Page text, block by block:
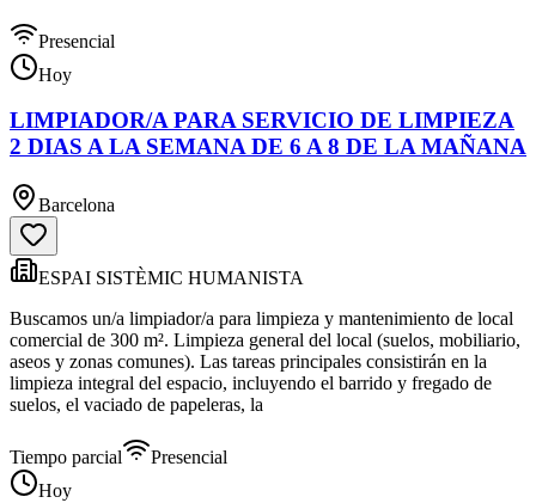
Presencial
Hoy
LIMPIADOR/A PARA SERVICIO DE LIMPIEZA
2 DIAS A LA SEMANA DE 6 A 8 DE LA MAÑANA
Barcelona
ESPAI SISTÈMIC HUMANISTA
Buscamos un/a limpiador/a para limpieza y mantenimiento de local
comercial de 300 m². Limpieza general del local (suelos, mobiliario,
aseos y zonas comunes). Las tareas principales consistirán en la
limpieza integral del espacio, incluyendo el barrido y fregado de
suelos, el vaciado de papeleras, la
Tiempo parcial
Presencial
Hoy